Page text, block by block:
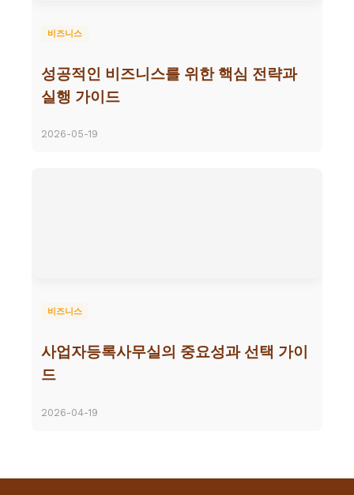
비즈니스
성공적인 비즈니스를 위한 핵심 전략과
실행 가이드
2026-05-19
비즈니스
사업자등록사무실의 중요성과 선택 가이
드
2026-04-19